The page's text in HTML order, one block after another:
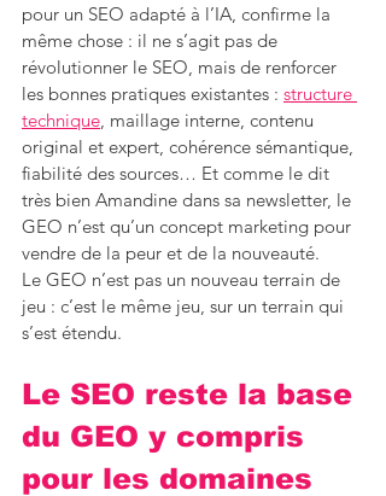
pour un SEO adapté à l’IA, confirme la
même chose : il ne s’agit pas de
révolutionner le SEO, mais de renforcer
les bonnes pratiques existantes : structure
technique , maillage interne, contenu
original et expert, cohérence sémantique,
fiabilité des sources… Et comme le dit
très bien Amandine dans sa newsletter, le
GEO n’est qu’un concept marketing pour
vendre de la peur et de la nouveauté.
Le GEO n’est pas un nouveau terrain de
jeu : c’est le même jeu, sur un terrain qui
s’est étendu.
Le SEO reste la base
du GEO y compris
pour les domaines